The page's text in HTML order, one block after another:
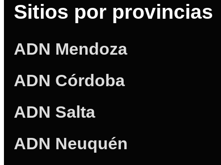
Sitios por provincias
ADN Mendoza
ADN Córdoba
ADN Salta
ADN Neuquén